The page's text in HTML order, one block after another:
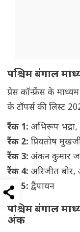
पश्चिम बंगाल
प्रेस कॉन्फ्रेंस के
के टॉपर्स की लिस्ट
रैंक 1: अभिरूप
रैंक 2: प्रियतोष
रैंक 3: अंकन कुमार
रैंक 4: अरिजीत
रैंक 5: द्वैपायन
पश्चिम बंगाल
अंक